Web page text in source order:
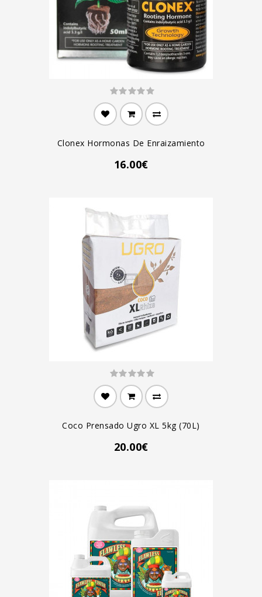
Clonex Hormonas De Enraizamiento
16.00€
Coco Prensado Ugro XL 5kg (70L)
20.00€